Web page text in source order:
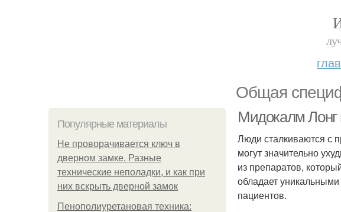
Общая
Популярные материалы
Не проворачивается ключ в
дверном замке. Разные
технические неполадки, и как при
них вскрыть дверной замок
Пенополиуретановая техника:
Мидокалм Лонг
Люди сталкиваются с
могут значительно
из препаратов,
обладает
пациентов.